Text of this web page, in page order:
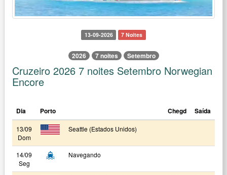
13-09-2026 7 Noites
2026 7 noites Setembro
Cruzeiro 2026 7 noites Setembro Norwegian
Encore
Dia Porto Chegd Saída
13/09
Dom
Seattle (Estados Unidos)
14/09
Seg
Navegando